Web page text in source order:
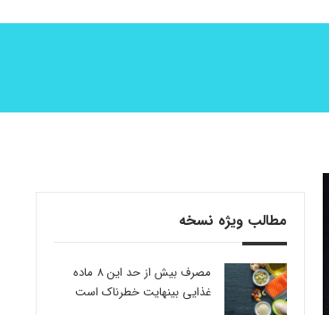
مطالب ویژه نسخه
مصرف بیش از حد این 8 ماده
غذایی بینهایت خطرناک است